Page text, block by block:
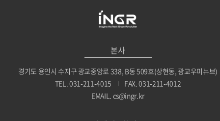
본사
경기도 용인시 수지구 광교중앙로 338, B동 509호(상현동, 광교우미뉴브)
TEL. 031-211-4015
FAX. 031-211-4012
EMAIL. cs@ingr.kr